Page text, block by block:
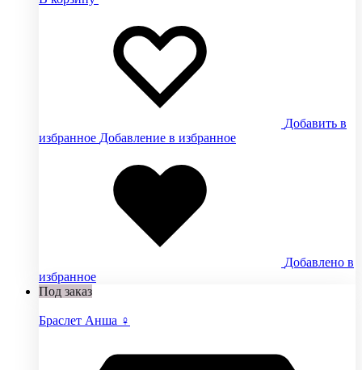
Добавить в
избранное Добавление в избранное
Добавлено в
избранное
Под заказ
Браслет Анша ♀